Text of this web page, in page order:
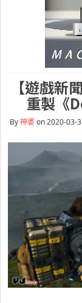
【遊戲新
重製《
By神婆on 2020-03-